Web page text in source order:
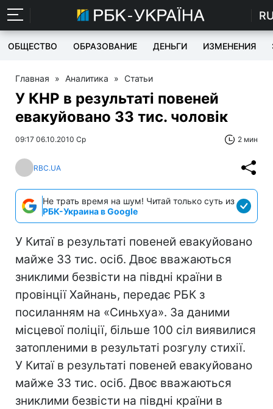
ОБЩЕСТВО ОБРАЗОВАНИЕ ДЕНЬГИ ИЗМЕНЕНИЯ
Главная » Аналитика » Статьи
У КНР в результаті повеней
евакуйовано 33 тис. чоловік
09:17 06.10.2010 Ср 2 мин
RBC.UA
Не трать время на шум! Читай только суть из
РБК-Украина в Google
У Китаї в результаті повеней евакуйовано
майже 33 тис. осіб. Двоє вважаються
зниклими безвісти на півдні країни в
провінції Хайнань, передає РБК з
посиланням на «Синьхуа». За даними
місцевої поліції, більше 100 сіл виявилися
затопленими в результаті розгулу стихії.
У Китаї в результаті повеней евакуйовано
майже 33 тис. осіб. Двоє вважаються
зниклими безвісти на півдні країни в